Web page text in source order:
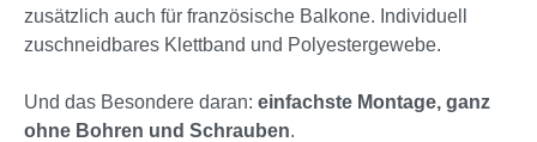
zusätzlich auch für französische Balkone. Individuell
zuschneidbares Klettband und Polyestergewebe.
Und das Besondere daran: einfachste Montage, ganz
ohne Bohren und Schrauben.